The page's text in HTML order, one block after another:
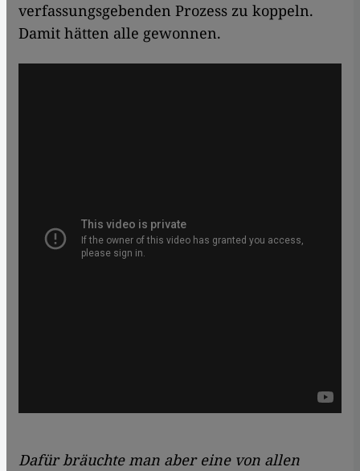
verfassungsgebenden Prozess zu koppeln.
Damit hätten alle gewonnen.
Dafür bräuchte man aber eine von allen